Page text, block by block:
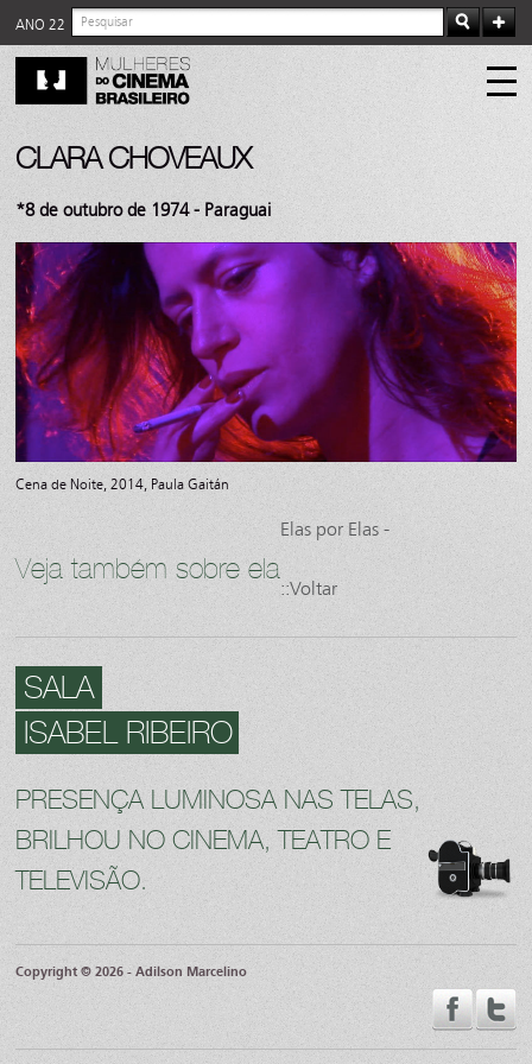
ANO 22
CLARA CHOVEAUX
*8 de outubro de 1974 - Paraguai
Cena de Noite, 2014, Paula Gaitán
Veja também sobre ela
Elas por Elas -
::Voltar
SALA
ISABEL RIBEIRO
PRESENÇA LUMINOSA NAS TELAS,
BRILHOU NO CINEMA, TEATRO E
TELEVISÃO.
Copyright © 2026 - Adilson Marcelino